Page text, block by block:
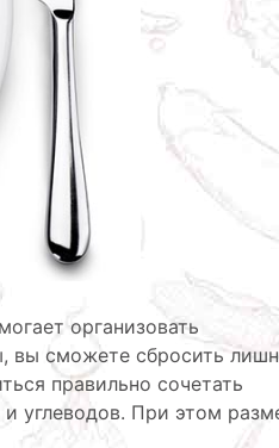
организовать
вы сможете сбросить
правильно сочетать
углеводов. При этом